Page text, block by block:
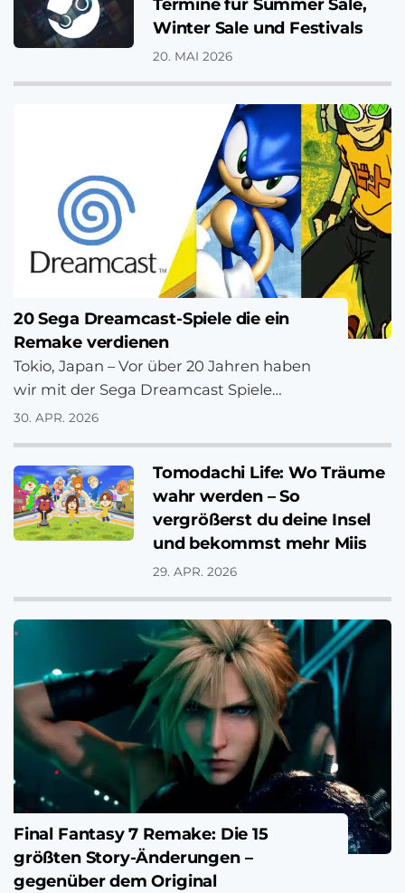
Termine für Summer Sale,
Winter Sale und Festivals
20. MAI 2026
20 Sega Dreamcast-Spiele die ein
Remake verdienen
30. APR. 2026
Tokio, Japan – Vor über 20 Jahren haben
wir mit der Sega Dreamcast Spiele
gezockt. Sega Dreamcast: Eine Konsole
Tomodachi Life: Wo Träume
wahr werden – So
vergrößerst du deine Insel
und bekommst mehr Miis
29. APR. 2026
Final Fantasy 7 Remake: Die 15
größten Story-Änderungen –
gegenüber dem Original